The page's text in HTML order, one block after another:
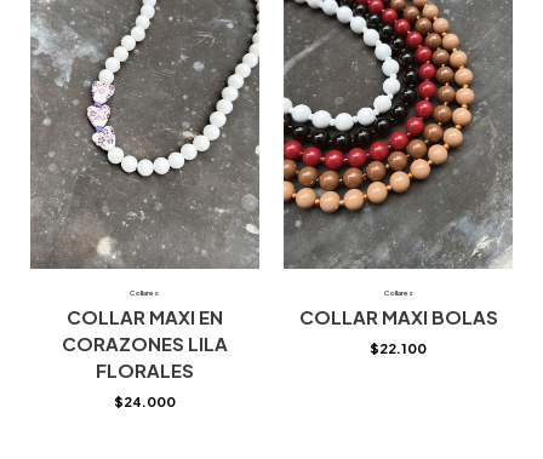
Collares
COLLAR MAXI EN
CORAZONES LILA
FLORALES
$24.000
Collares
COLLAR MAXI BOLAS
$22.100